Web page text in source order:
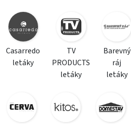
Casarredo
letáky
TV
PRODUCTS
letáky
Barevný
ráj
letáky